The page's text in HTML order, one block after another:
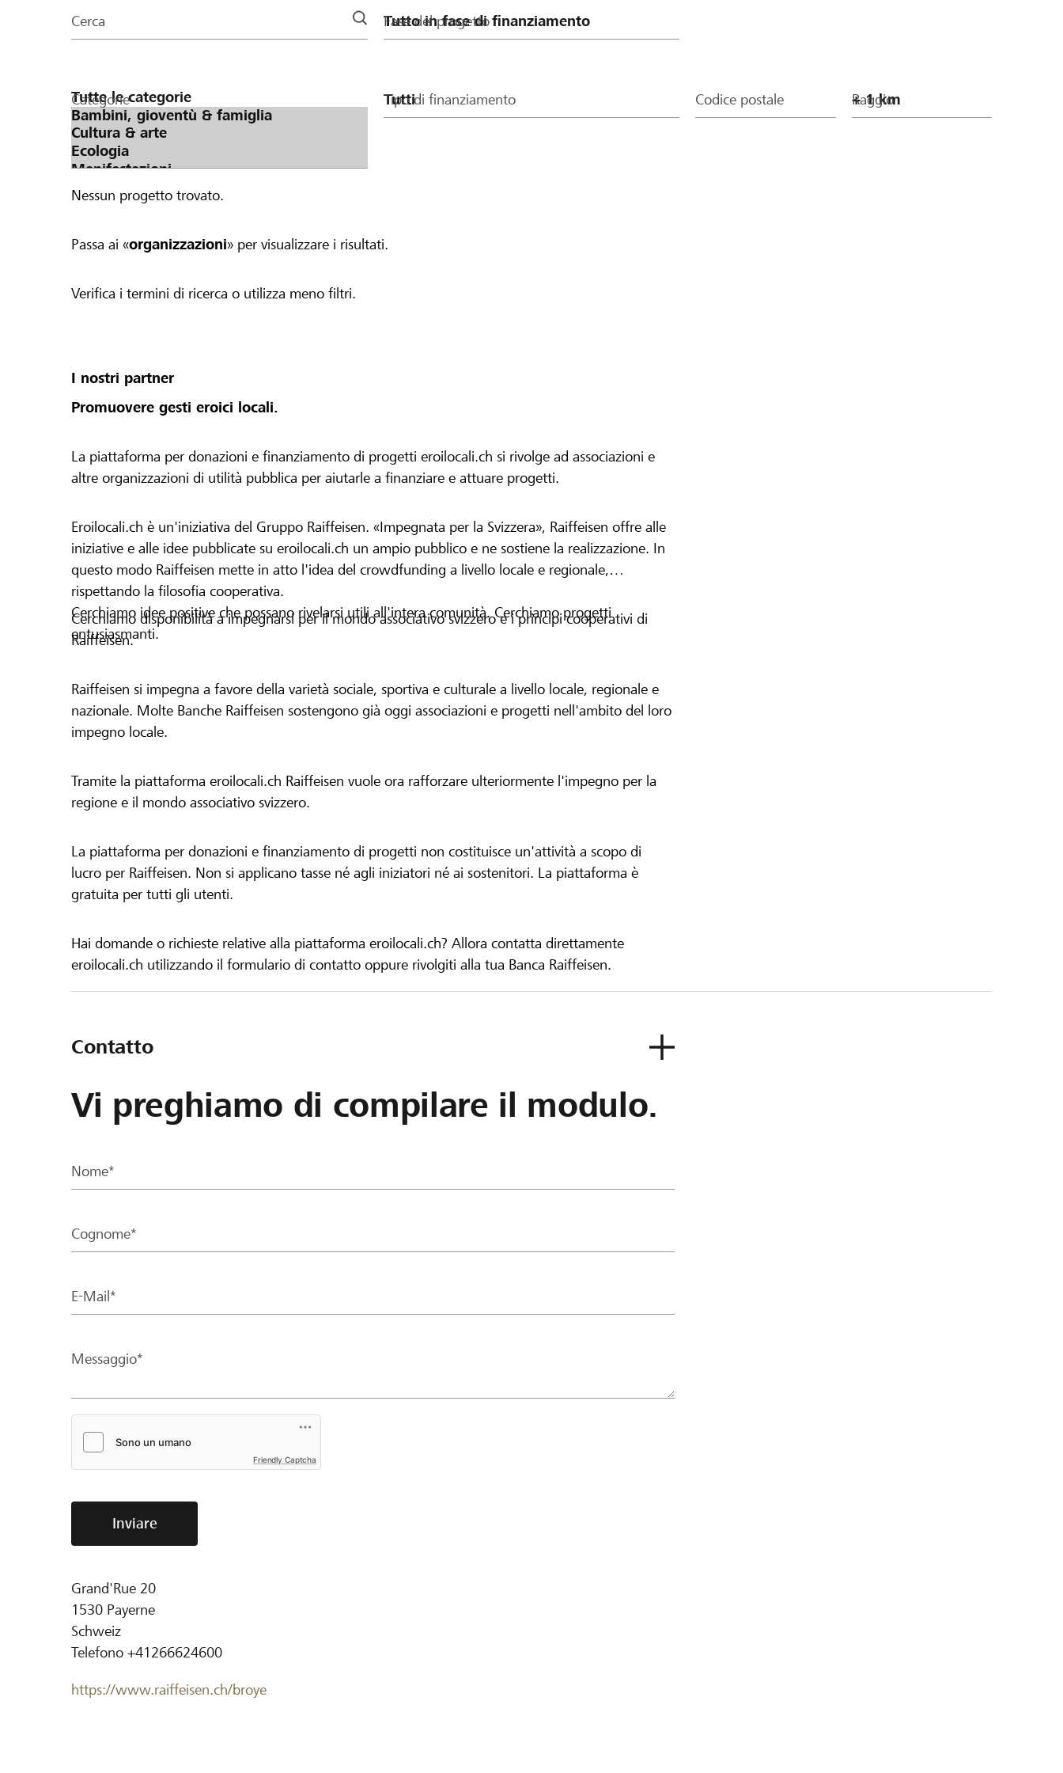
della
Cerca Fase del progetto
Categorie Tipo di finanziamento Codice postale Raggio
Nessun progetto trovato.
Passa ai «organizzazioni» per visualizzare i risultati.
Verifica i termini di ricerca o utilizza meno filtri.
I nostri partner
Promuovere gesti eroici locali.
La piattaforma per donazioni e finanziamento di progetti eroilocali.ch si rivolge ad associazioni e
altre organizzazioni di utilità pubblica per aiutarle a finanziare e attuare progetti.
Eroilocali.ch è un'iniziativa del Gruppo Raiffeisen. «Impegnata per la Svizzera», Raiffeisen offre alle
iniziative e alle idee pubblicate su eroilocali.ch un ampio pubblico e ne sostiene la realizzazione. In
questo modo Raiffeisen mette in atto l'idea del crowdfunding a livello locale e regionale,
rispettando la filosofia cooperativa.
Cerchiamo idee positive che possano rivelarsi utili all'intera comunità. Cerchiamo progetti
entusiasmanti.
Cerchiamo disponibilità a impegnarsi per il mondo associativo svizzero e i principi cooperativi di
Raiffeisen.
Raiffeisen si impegna a favore della varietà sociale, sportiva e culturale a livello locale, regionale e
nazionale. Molte Banche Raiffeisen sostengono già oggi associazioni e progetti nell'ambito del loro
impegno locale.
Tramite la piattaforma eroilocali.ch Raiffeisen vuole ora rafforzare ulteriormente l'impegno per la
regione e il mondo associativo svizzero.
La piattaforma per donazioni e finanziamento di progetti non costituisce un'attività a scopo di
lucro per Raiffeisen. Non si applicano tasse né agli iniziatori né ai sostenitori. La piattaforma è
gratuita per tutti gli utenti.
Hai domande o richieste relative alla piattaforma eroilocali.ch? Allora contatta direttamente
eroilocali.ch utilizzando il formulario di contatto oppure rivolgiti alla tua Banca Raiffeisen.
Contatto
Vi preghiamo di compilare il modulo.
Nome*
Cognome*
E-Mail*
Messaggio*
Friendly Captcha
Inviare
Grand'Rue 20
1530 Payerne
Schweiz
Telefono +41266624600
https://www.raiffeisen.ch/broye